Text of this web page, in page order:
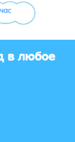
в любое